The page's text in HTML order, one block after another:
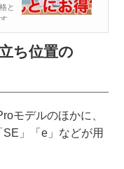
と
。
て
い
ち位置の
モデルのほかに、
」「e」などが用